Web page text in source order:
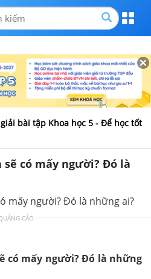
bài tập Khoa học 5 - Để học tốt
có mấy người? Đó là
mấy người? Đó là những ai?
CÁO
có mấy người? Đó là những